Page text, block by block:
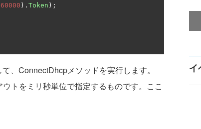
60000 ). Token );
、ConnectDhcpメソッドを実行します。
トをミリ秒単位で指定するものです。ここ
イ